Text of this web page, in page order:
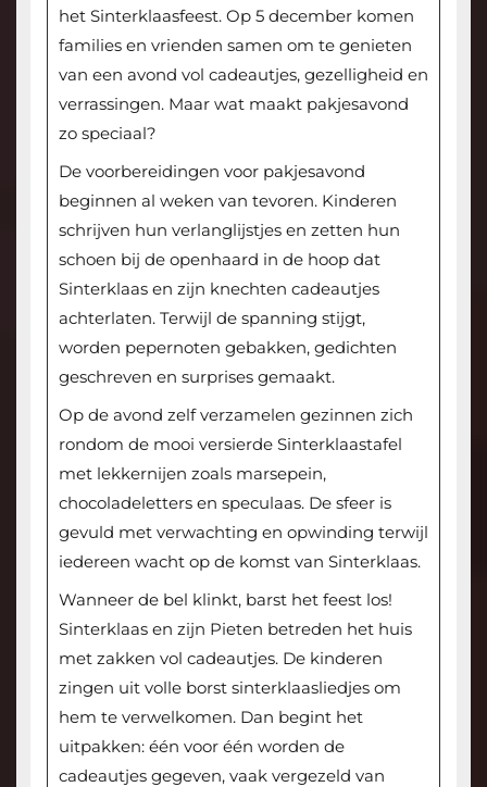
het Sinterklaasfeest. Op 5 december komen
families en vrienden samen om te genieten
van een avond vol cadeautjes, gezelligheid en
verrassingen. Maar wat maakt pakjesavond
zo speciaal?
De voorbereidingen voor pakjesavond
beginnen al weken van tevoren. Kinderen
schrijven hun verlanglijstjes en zetten hun
schoen bij de openhaard in de hoop dat
Sinterklaas en zijn knechten cadeautjes
achterlaten. Terwijl de spanning stijgt,
worden pepernoten gebakken, gedichten
geschreven en surprises gemaakt.
Op de avond zelf verzamelen gezinnen zich
rondom de mooi versierde Sinterklaastafel
met lekkernijen zoals marsepein,
chocoladeletters en speculaas. De sfeer is
gevuld met verwachting en opwinding terwijl
iedereen wacht op de komst van Sinterklaas.
Wanneer de bel klinkt, barst het feest los!
Sinterklaas en zijn Pieten betreden het huis
met zakken vol cadeautjes. De kinderen
zingen uit volle borst sinterklaasliedjes om
hem te verwelkomen. Dan begint het
uitpakken: één voor één worden de
cadeautjes gegeven, vaak vergezeld van